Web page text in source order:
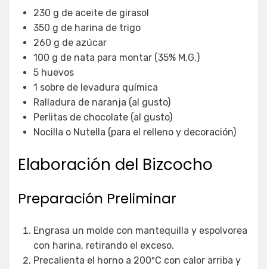
230 g de aceite de girasol
350 g de harina de trigo
260 g de azúcar
100 g de nata para montar (35% M.G.)
5 huevos
1 sobre de levadura química
Ralladura de naranja (al gusto)
Perlitas de chocolate (al gusto)
Nocilla o Nutella (para el relleno y decoración)
Elaboración del Bizcocho
Preparación Preliminar
Engrasa un molde con mantequilla y espolvorea
con harina, retirando el exceso.
Precalienta el horno a 200ºC con calor arriba y